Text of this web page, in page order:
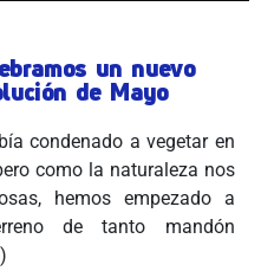
un nuevo
de Mayo
condenado a vegetar en
como la naturaleza nos
hemos empezado a
de tanto mandón